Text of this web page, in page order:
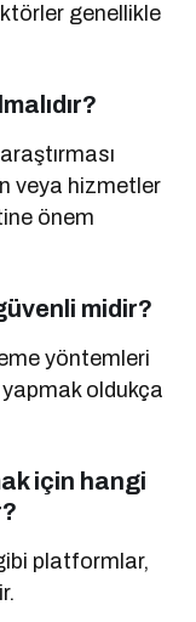
genellikle
veya hizmetler
önem
midir?
yöntemleri
yapmak oldukça
için hangi
platformlar,